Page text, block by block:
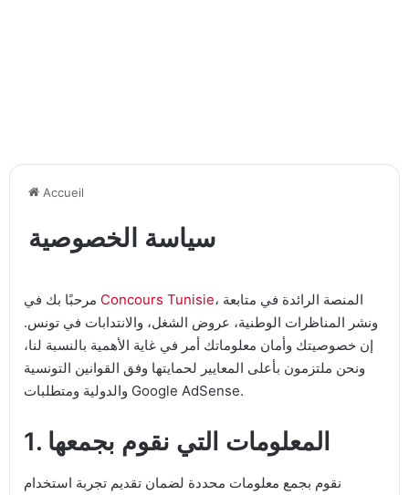
Accueil
سياسة الخصوصية
Concours Tunisie، المنصة الرائدة في متابعة
ونشر المناظرات الوطنية، عروض الشغل، والانتدابات في تونس.
إن خصوصيتك وأمان معلوماتك أمر في غاية الأهمية بالنسبة لنا،
ونحن ملتزمون بأعلى المعايير لحمايتها وفق القوانين التونسية
والدولية ومتطلبات Google AdSense.
1. المعلومات التي نقوم بجمعها
نقوم بجمع معلومات محددة لضمان تقديم تجربة استخدام